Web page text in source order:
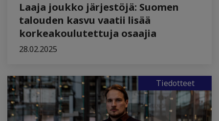
Laaja joukko järjestöjä: Suomen
talouden kasvu vaatii lisää
korkeakoulutettuja osaajia
28.02.2025
Tiedotteet